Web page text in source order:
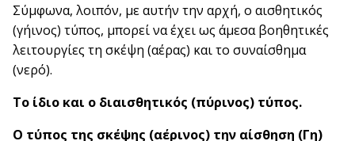
Σύμφωνα, λοιπόν, με αυτήν την αρχή, ο αισθητικός
(γήινος) τύπος, μπορεί να έχει ως άμεσα βοηθητικές
λειτουργίες τη σκέψη (αέρας) και το συναίσθημα
(νερό).
Το ίδιο και ο διαισθητικός (πύρινος) τύπος.
Ο τύπος της σκέψης (αέρινος) την αίσθηση (Γη)